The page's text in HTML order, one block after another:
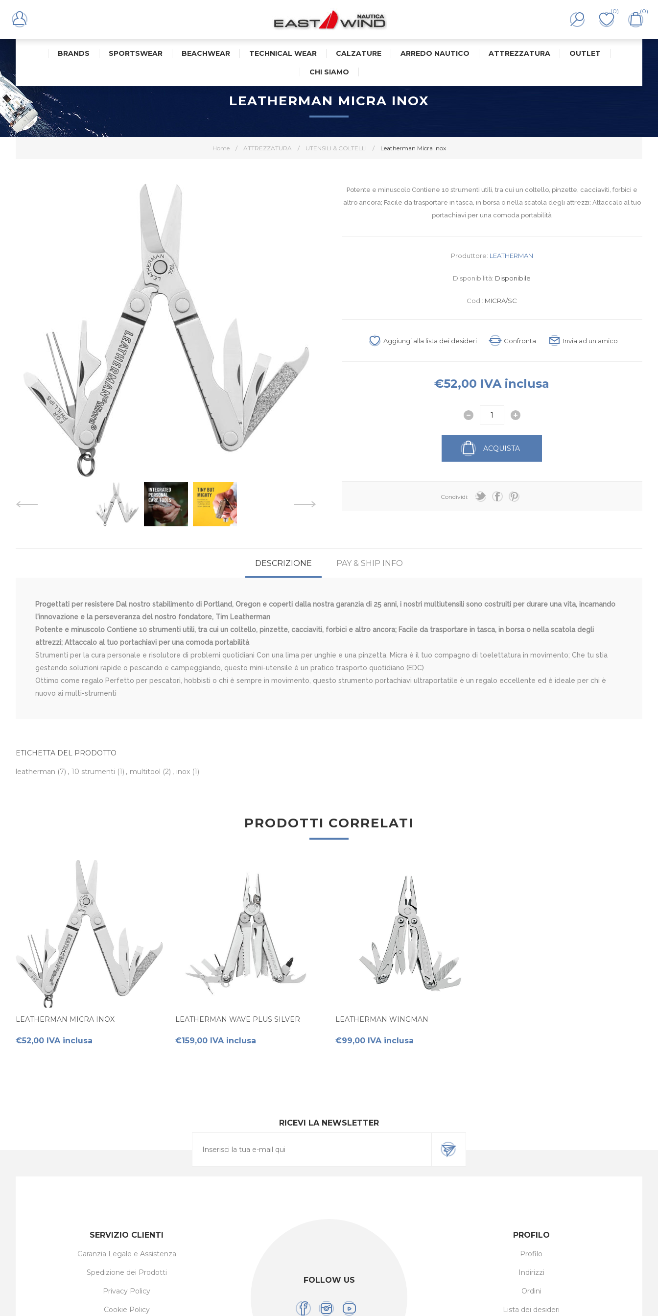
(0) (0)
BRANDS SPORTSWEAR BEACHWEAR TECHNICAL WEAR CALZATURE ARREDO NAUTICO ATTREZZATURA OUTLET
CHI SIAMO
Home / ATTREZZATURA / UTENSILI & COLTELLI / Leatherman Micra Inox
LEATHERMAN MICRA INOX
Potente e minuscolo Contiene 10 strumenti utili, tra cui un coltello, pinzette, cacciaviti, forbici e
altro ancora; Facile da trasportare in tasca, in borsa o nella scatola degli attrezzi; Attaccalo al tuo
portachiavi per una comoda portabilità
Produttore: LEATHERMAN
Disponibilità: Disponibile
Cod.: MICRA/SC
Aggiungi alla lista dei desideri Confronta Invia ad un amico
€52,00 IVA inclusa
ACQUISTA
Condividi:
DESCRIZIONE PAY & SHIP INFO
Progettati per resistere Dal nostro stabilimento di Portland, Oregon e coperti dalla nostra garanzia di 25 anni, i nostri multiutensili sono costruiti per durare una vita, incarnando
l'innovazione e la perseveranza del nostro fondatore, Tim Leatherman
Potente e minuscolo Contiene 10 strumenti utili, tra cui un coltello, pinzette, cacciaviti, forbici e altro ancora; Facile da trasportare in tasca, in borsa o nella scatola degli
attrezzi; Attaccalo al tuo portachiavi per una comoda portabilità
Strumenti per la cura personale e risolutore di problemi quotidiani Con una lima per unghie e una pinzetta, Micra è il tuo compagno di toelettatura in movimento; Che tu stia
gestendo soluzioni rapide o pescando e campeggiando, questo mini-utensile è un pratico trasporto quotidiano (EDC)
Ottimo come regalo Perfetto per pescatori, hobbisti o chi è sempre in movimento, questo strumento portachiavi ultraportatile è un regalo eccellente ed è ideale per chi è
nuovo ai multi-strumenti
ETICHETTA DEL PRODOTTO
leatherman (7) , 10 strumenti (1) , multitool (2) , inox (1)
PRODOTTI CORRELATI
LEATHERMAN MICRA INOX
€52,00 IVA inclusa
LEATHERMAN WAVE PLUS SILVER
€159,00 IVA inclusa
LEATHERMAN WINGMAN
€99,00 IVA inclusa
RICEVI LA NEWSLETTER
FOLLOW US
SERVIZIO CLIENTI
Garanzia Legale e Assistenza
Spedizione dei Prodotti
Privacy Policy
Cookie Policy
PROFILO
Profilo
Indirizzi
Ordini
Lista dei desideri